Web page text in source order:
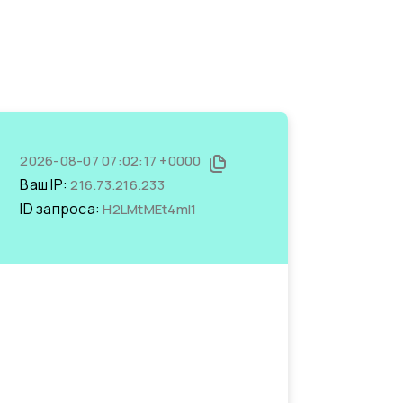
2026-08-07 07:02:17 +0000
Ваш IP:216.73.216.233
ID запроса:H2LMtMEt4mI1